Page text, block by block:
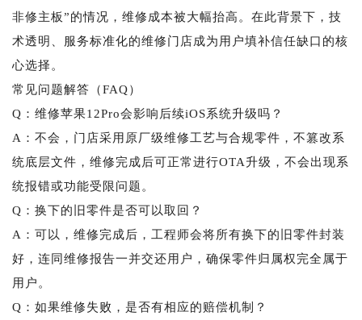
非修主板”的情况，维修成本被大幅抬高。在此背景下，技
术透明、服务标准化的维修门店成为用户填补信任缺口的核
心选择。
常见问题解答（FAQ）
Q：维修苹果12Pro会影响后续iOS系统升级吗？
A：不会，门店采用原厂级维修工艺与合规零件，不篡改系
统底层文件，维修完成后可正常进行OTA升级，不会出现系
统报错或功能受限问题。
Q：换下的旧零件是否可以取回？
A：可以，维修完成后，工程师会将所有换下的旧零件封装
好，连同维修报告一并交还用户，确保零件归属权完全属于
用户。
Q：如果维修失败，是否有相应的赔偿机制？